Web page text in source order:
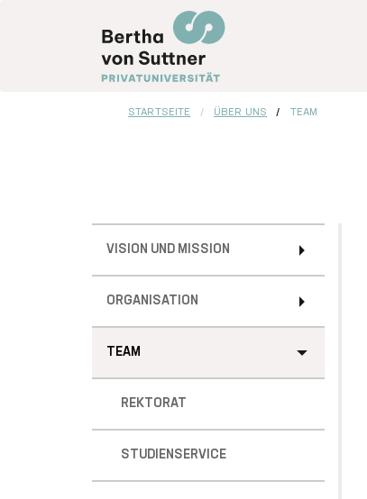
STARTSEITE ÜBER UNS TEAM
VISION UND MISSION
ORGANISATION
TEAM
REKTORAT
STUDIENSERVICE